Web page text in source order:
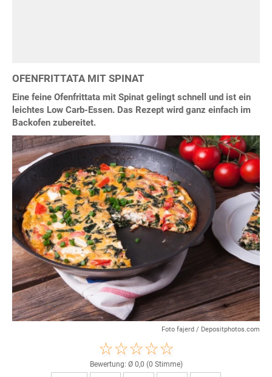
OFENFRITTATA MIT SPINAT
Eine feine Ofenfrittata mit Spinat gelingt schnell und ist ein
leichtes Low Carb-Essen. Das Rezept wird ganz einfach im
Backofen zubereitet.
Foto fajerd / Depositphotos.com
Bewertung: Ø 0,0 (0 Stimme)